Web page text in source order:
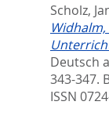
Scholz,
Deutsch
343-347.
ISSN